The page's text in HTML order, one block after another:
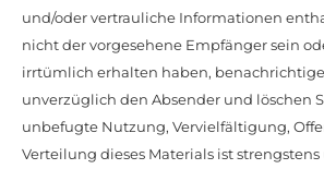
und/oder vertrauliche Informationen
nicht der vorgesehene Empfänger sein
irrtümlich erhalten haben,
unverzüglich den Absender und löschen
unbefugte Nutzung, Vervielfältigung,
Verteilung dieses Materials ist